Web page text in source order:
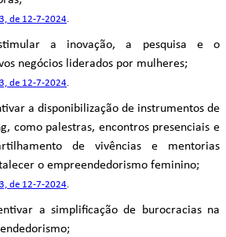
de 12-7-2024.
a inovação, a pesquisa e o
negócios liderados por mulheres;
de 12-7-2024.
a disponibilização de instrumentos de
como palestras, encontros presenciais e
de vivências e mentorias
o empreendedorismo feminino;
de 12-7-2024.
a simplificação de burocracias na